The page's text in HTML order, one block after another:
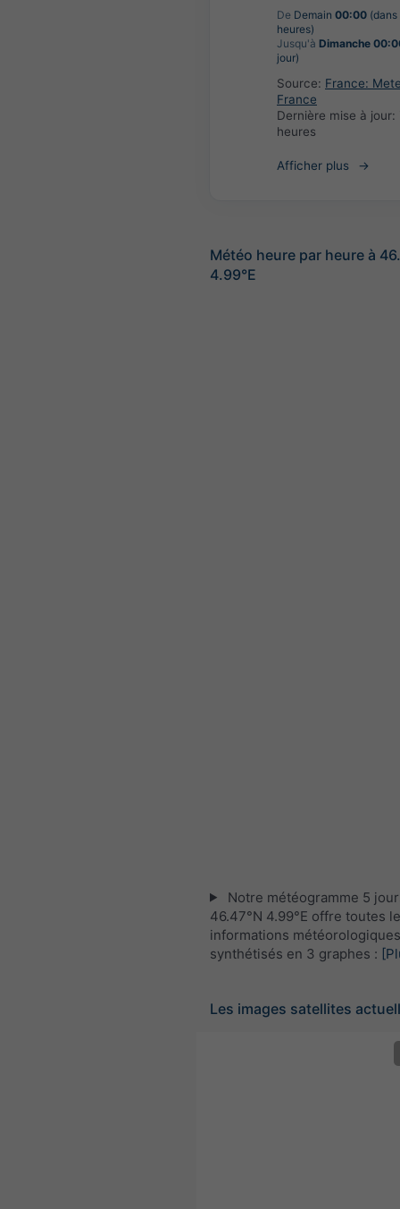
De Demain 00:00 (dans
heures)
Jusqu'à Dimanche
jour)
Source: France:
France
Dernière mise à jour:
heures
Afficher plus
Météo heure par heure à
4.99°E
Notre météogramme 5
46.47°N 4.99°E offre toutes
informations météorologiques
synthétisés en 3 graphes :
Les images satellites